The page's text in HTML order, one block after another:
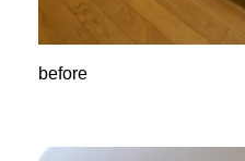
before